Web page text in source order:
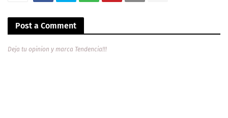
Post a Comment
Deja tu opinion y marca Tendencia!!!